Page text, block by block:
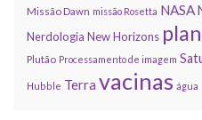
Missão Dawn missão Rosetta NASA
Nerdologia New Horizons
Plutão Processamento de imagem
Hubble Terra vacinas água